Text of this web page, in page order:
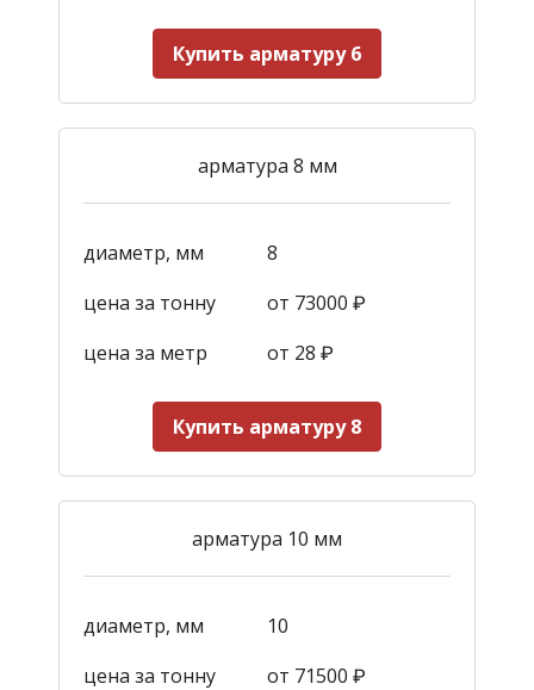
Купить арматуру 6
арматура 8 мм
диаметр, мм
8
цена за тонну
от 73000 ₽
цена за метр
от 28 ₽
Купить арматуру 8
арматура 10 мм
диаметр, мм
10
цена за тонну
от 71500 ₽